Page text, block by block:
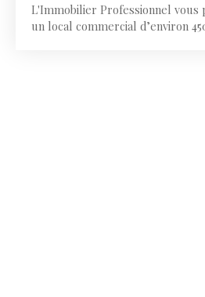
L'Immobilier Professionnel vous
un local commercial d’environ